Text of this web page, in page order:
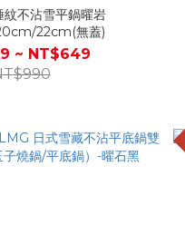
紋不沾雪平鍋曜岩
22cm(無蓋)
~ NT$649